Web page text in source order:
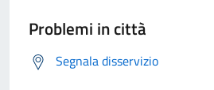
Problemi in città
Segnala disservizio